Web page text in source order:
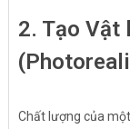
2. Tạo Vật
Chất lượng của